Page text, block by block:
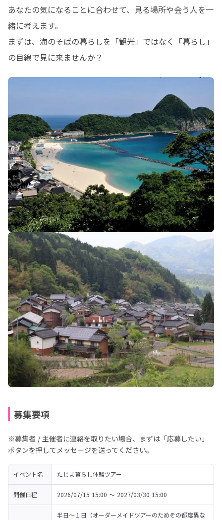
あなたの気になることに合わせて、見る場所や会う人を一
緒に考えます。
まずは、海のそばの暮らしを「観光」ではなく「暮らし」
の目線で見に来ませんか？
募集要項
※募集者 / 主催者に連絡を取りたい場合、まずは「応募したい」
ボタンを押してメッセージを送ってください。
イベント名 たじま暮らし体験ツアー
開催日程 2026/07/15 15:00 〜 2027/03/30 15:00
半日～１日（オーダーメイドツアーのためその都度異な